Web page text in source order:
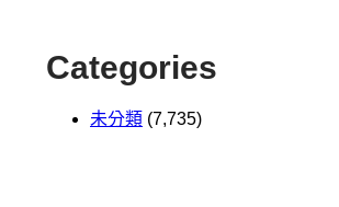
Categories
未分類 (7,735)